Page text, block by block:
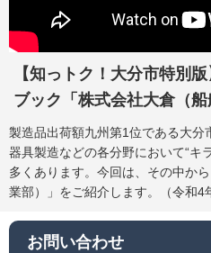
【知っトク！大分市特別
ブック「株式会社大倉（船
製造品出荷額九州第1位である大
器具製造などの各分野において“キ
多くあります。今回は、その中か
業部）」をご紹介します。（令和4
お問い合わせ